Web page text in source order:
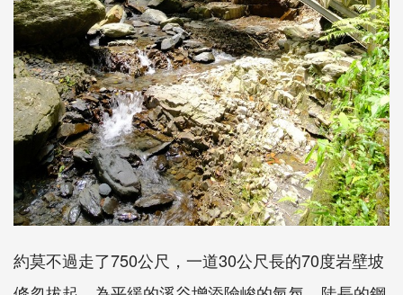
約莫不過走了750公尺，一道30公尺長的70度岩壁坡